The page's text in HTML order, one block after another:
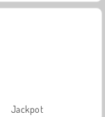
Jackpot